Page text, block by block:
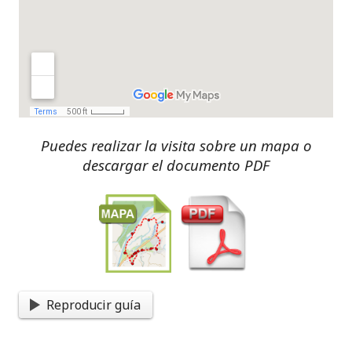
Puedes realizar la visita sobre un mapa o
descargar el documento PDF
Reproducir guía